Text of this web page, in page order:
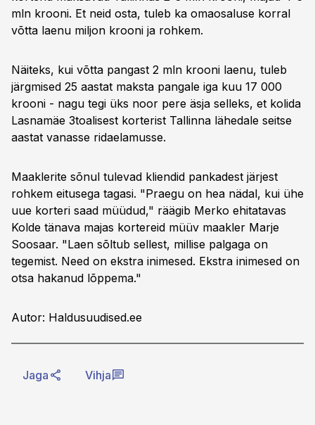
mln krooni. Et neid osta, tuleb ka omaosaluse korral
võtta laenu miljon krooni ja rohkem.
Näiteks, kui võtta pangast 2 mln krooni laenu, tuleb
järgmised 25 aastat maksta pangale iga kuu 17 000
krooni - nagu tegi üks noor pere äsja selleks, et kolida
Lasnamäe 3toalisest korterist Tallinna lähedale seitse
aastat vanasse ridaelamusse.
Maaklerite sõnul tulevad kliendid pankadest järjest
rohkem eitusega tagasi. "Praegu on hea nädal, kui ühe
uue korteri saad müüdud," räägib Merko ehitatavas
Kolde tänava majas kortereid müüv maakler Marje
Soosaar. "Laen sõltub sellest, millise palgaga on
tegemist. Need on ekstra inimesed. Ekstra inimesed on
otsa hakanud lõppema."
Autor: Haldusuudised.ee
Jaga Vihja